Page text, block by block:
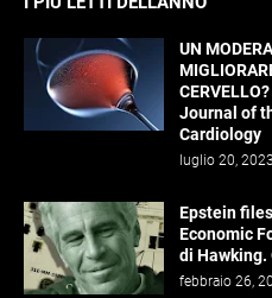
UN
Journal of
Cardiology
luglio 20, 2023
Epstein
Economic
di Hawking.
febbraio 26,